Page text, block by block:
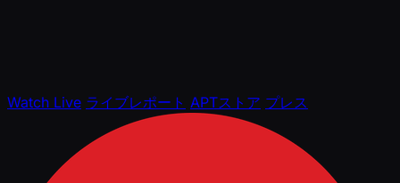
Watch Live ライブレポート APTストア プレス